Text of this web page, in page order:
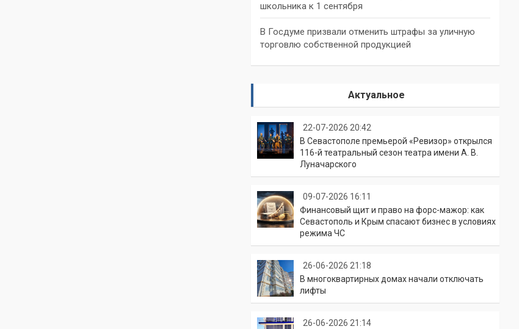
школьника к 1 сентября
В Госдуме призвали отменить штрафы за уличную
торговлю собственной продукцией
Актуальное
22-07-2026 20:42
В Севастополе премьерой «Ревизор» открылся
116-й театральный сезон театра имени А. В.
Луначарского
09-07-2026 16:11
Финансовый щит и право на форс-мажор: как
Севастополь и Крым спасают бизнес в условиях
режима ЧС
26-06-2026 21:18
В многоквартирных домах начали отключать
лифты
26-06-2026 21:14